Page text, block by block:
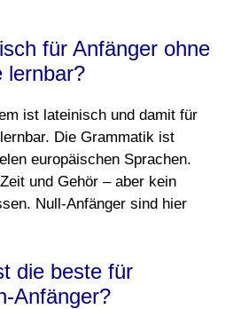
für Anfänger ohne
lernbar?
ist lateinisch und damit für
Die Grammatik ist
europäischen Sprachen.
und Gehör – aber kein
Null-Anfänger sind hier
die beste für
Anfänger?